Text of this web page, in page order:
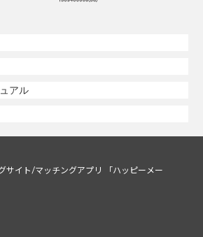
アル
サイト/マッチングアプリ 「ハッピーメー